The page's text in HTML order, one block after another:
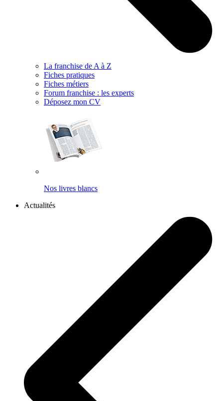
La franchise de A à Z
Fiches pratiques
Fiches métiers
Forum franchise : les experts
Déposez mon CV
Nos livres blancs
Actualités